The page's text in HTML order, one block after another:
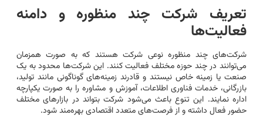
تعریف شرکت چند منظوره و دامنه
فعالیت‌ها
شرکت‌های چند منظوره نوعی شرکت هستند که به صورت همزمان
می‌توانند در چند حوزه مختلف فعالیت کنند. این شرکت‌ها محدود به یک
صنعت یا زمینه خاص نیستند و قادرند زمینه‌های گوناگونی مانند تولید،
بازرگانی، خدمات فناوری اطلاعات، آموزش و مشاوره را به صورت یکپارچه
اداره نمایند. این تنوع باعث می‌شود شرکت بتواند در بازارهای مختلف
حضور فعال داشته و از فرصت‌های متعدد اقتصادی بهره‌مند شود.